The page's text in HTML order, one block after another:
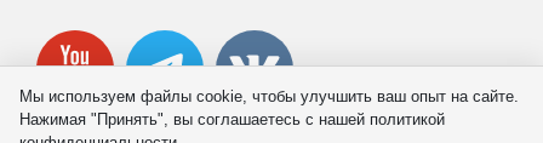
Мы используем файлы cookie, чтобы улучшить ваш опыт на сайте.
Нажимая "Принять", вы соглашаетесь с нашей политикой